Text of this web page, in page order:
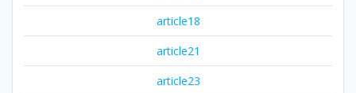
article18
article21
article23